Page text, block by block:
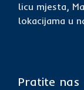
licu mjesta,
lokacijama u
Pratite nas